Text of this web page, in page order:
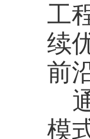
工
续
前
模